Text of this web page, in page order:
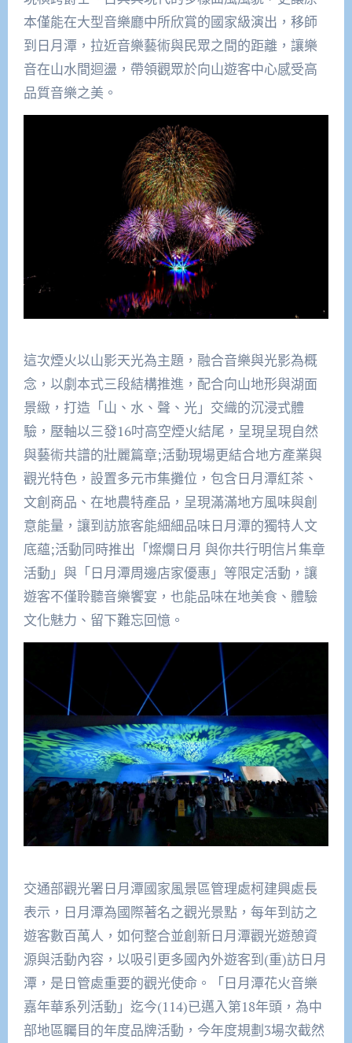
本僅能在大型音樂廳中所欣賞的國家級演出，移師
到日月潭，拉近音樂藝術與民眾之間的距離，讓樂
音在山水間迴盪，帶領觀眾於向山遊客中心感受高
品質音樂之美。
這次煙火以山影天光為主題，融合音樂與光影為概
念，以劇本式三段結構推進，配合向山地形與湖面
景緻，打造「山、水、聲、光」交織的沉浸式體
驗，壓軸以三發16吋高空煙火結尾，呈現呈現自然
與藝術共譜的壯麗篇章;活動現場更結合地方產業與
觀光特色，設置多元市集攤位，包含日月潭紅茶、
文創商品、在地農特產品，呈現滿滿地方風味與創
意能量，讓到訪旅客能細細品味日月潭的獨特人文
底蘊;活動同時推出「燦爛日月 與你共行明信片集章
活動」與「日月潭周邊店家優惠」等限定活動，讓
遊客不僅聆聽音樂饗宴，也能品味在地美食、體驗
文化魅力、留下難忘回憶。
交通部觀光署日月潭國家風景區管理處柯建興處長
表示，日月潭為國際著名之觀光景點，每年到訪之
遊客數百萬人，如何整合並創新日月潭觀光遊憩資
源與活動內容，以吸引更多國內外遊客到(重)訪日月
潭，是日管處重要的觀光使命。「日月潭花火音樂
嘉年華系列活動」迄今(114)已邁入第18年頭，為中
部地區矚目的年度品牌活動，今年度規劃3場次截然